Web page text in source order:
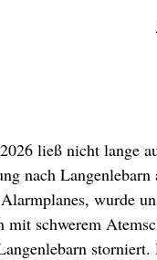
ließ nicht lange
nach
wurde
mit schwerem